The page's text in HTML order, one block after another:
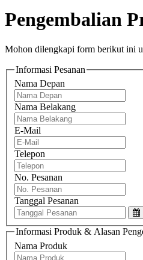
Pengembalian
Mohon dilengkapi form berikut ini
Informasi Pesanan
Nama Depan
Nama Belakang
E-Mail
Telepon
No. Pesanan
Tanggal Pesanan
Informasi Produk & Alasan
Nama Produk